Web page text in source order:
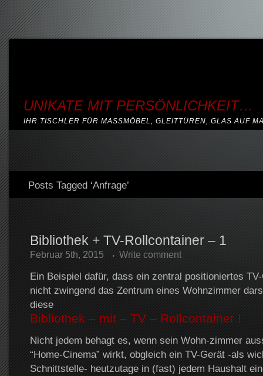
UNIKATE MIT PERSÖNLICHKEIT…
IHR TISCHLER FÜR MASSMÖBEL, GLEITTÜREN, GLAS AUF
Posts Tagged ‘Anfrage’
Bibliothek + TV-Rollcontainer – 1
Februar 5th, 2015 Write comment
Ein Beispiel dafür, dass ein zentral positioniertes
nicht zwingend das Zentrum eines Wohnzimmer
diese
Bibliothek – mit – TV – Rollcontainer !
Nicht jedem behagt es, wenn sein Wohn-zimmer
“Home-Cinema” wirkt, obgleich ein TV-Gerät -als
Schnittstelle- heutzutage in (fast) jedem Haushalt